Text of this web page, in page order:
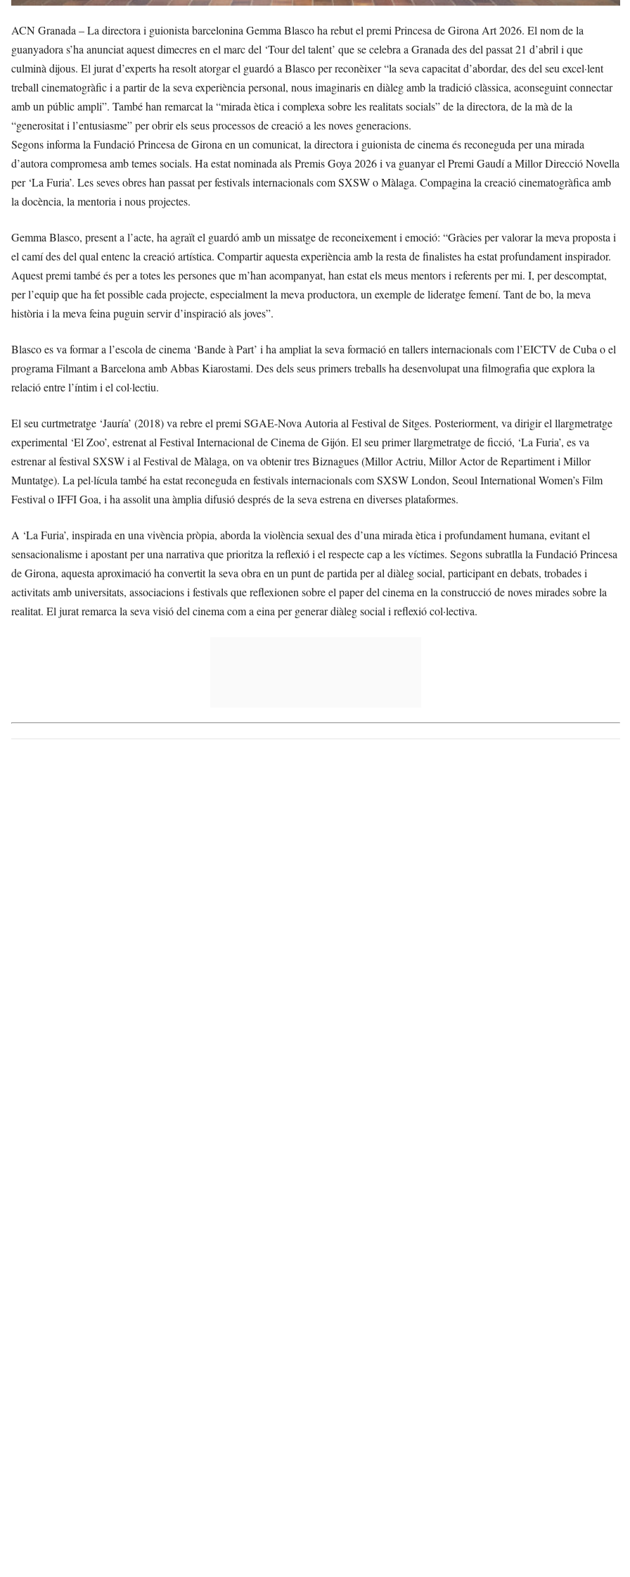
ACN Granada – La directora i guionista barcelonina Gemma Blasco ha rebut el premi Princesa de Girona Art 2026. El nom de la
guanyadora s’ha anunciat aquest dimecres en el marc del ‘Tour del talent’ que se celebra a Granada des del passat 21 d’abril i que
culminà dijous. El jurat d’experts ha resolt atorgar el guardó a Blasco per reconèixer “la seva capacitat d’abordar, des del seu excel·lent
treball cinematogràfic i a partir de la seva experiència personal, nous imaginaris en diàleg amb la tradició clàssica, aconseguint connectar
amb un públic ampli”. També han remarcat la “mirada ètica i complexa sobre les realitats socials” de la directora, de la mà de la
“generositat i l’entusiasme” per obrir els seus processos de creació a les noves generacions.
Segons informa la Fundació Princesa de Girona en un comunicat, la directora i guionista de cinema és reconeguda per una mirada
d’autora compromesa amb temes socials. Ha estat nominada als Premis Goya 2026 i va guanyar el Premi Gaudí a Millor Direcció Novella
per ‘La Furia’. Les seves obres han passat per festivals internacionals com SXSW o Màlaga. Compagina la creació cinematogràfica amb
la docència, la mentoria i nous projectes.
Gemma Blasco, present a l’acte, ha agraït el guardó amb un missatge de reconeixement i emoció: “Gràcies per valorar la meva proposta i
el camí des del qual entenc la creació artística. Compartir aquesta experiència amb la resta de finalistes ha estat profundament inspirador.
Aquest premi també és per a totes les persones que m’han acompanyat, han estat els meus mentors i referents per mi. I, per descomptat,
per l’equip que ha fet possible cada projecte, especialment la meva productora, un exemple de lideratge femení. Tant de bo, la meva
història i la meva feina puguin servir d’inspiració als joves”.
Blasco es va formar a l’escola de cinema ‘Bande à Part’ i ha ampliat la seva formació en tallers internacionals com l’EICTV de Cuba o el
programa Filmant a Barcelona amb Abbas Kiarostami. Des dels seus primers treballs ha desenvolupat una filmografia que explora la
relació entre l’íntim i el col·lectiu.
El seu curtmetratge ‘Jauría’ (2018) va rebre el premi SGAE-Nova Autoria al Festival de Sitges. Posteriorment, va dirigir el llargmetratge
experimental ‘El Zoo’, estrenat al Festival Internacional de Cinema de Gijón. El seu primer llargmetratge de ficció, ‘La Furia’, es va
estrenar al festival SXSW i al Festival de Màlaga, on va obtenir tres Biznagues (Millor Actriu, Millor Actor de Repartiment i Millor
Muntatge). La pel·lícula també ha estat reconeguda en festivals internacionals com SXSW London, Seoul International Women’s Film
Festival o IFFI Goa, i ha assolit una àmplia difusió després de la seva estrena en diverses plataformes.
A ‘La Furia’, inspirada en una vivència pròpia, aborda la violència sexual des d’una mirada ètica i profundament humana, evitant el
sensacionalisme i apostant per una narrativa que prioritza la reflexió i el respecte cap a les víctimes. Segons subratlla la Fundació Princesa
de Girona, aquesta aproximació ha convertit la seva obra en un punt de partida per al diàleg social, participant en debats, trobades i
activitats amb universitats, associacions i festivals que reflexionen sobre el paper del cinema en la construcció de noves mirades sobre la
realitat. El jurat remarca la seva visió del cinema com a eina per generar diàleg social i reflexió col·lectiva.